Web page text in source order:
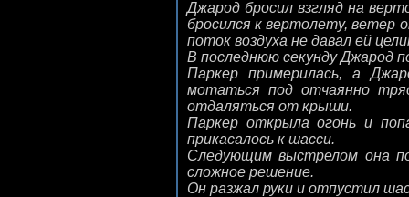
Джарод бросил взгляд на
бросился к вертолету, ветер
поток воздуха не давал ей
В последнюю секунду Джарод
Паркер примерилась, а
мотаться под отчаянно
отдаляться от крыши.
Паркер открыла огонь и
прикасалось к шасси.
Следующим выстрелом она
сложное решение.
Он разжал руки и отпустил